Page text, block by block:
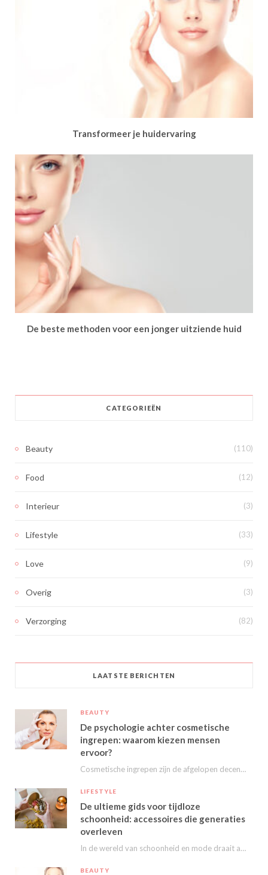
Transformeer je huidervaring
De beste methoden voor een jonger uitziende huid
CATEGORIEËN
Beauty (110)
Food (12)
Interieur (3)
Lifestyle (33)
Love (9)
Overig (3)
Verzorging (82)
LAATSTE BERICHTEN
BEAUTY
De psychologie achter cosmetische
ingrepen: waarom kiezen mensen
ervoor?
Cosmetische ingrepen zijn de afgelopen decennia steeds populairder geworden. Van kleine behandelingen zoals fillers en…
LIFESTYLE
De ultieme gids voor tijdloze
schoonheid: accessoires die generaties
overleven
In de wereld van schoonheid en mode draait alles om het uitstralen van je persoonlijke…
BEAUTY